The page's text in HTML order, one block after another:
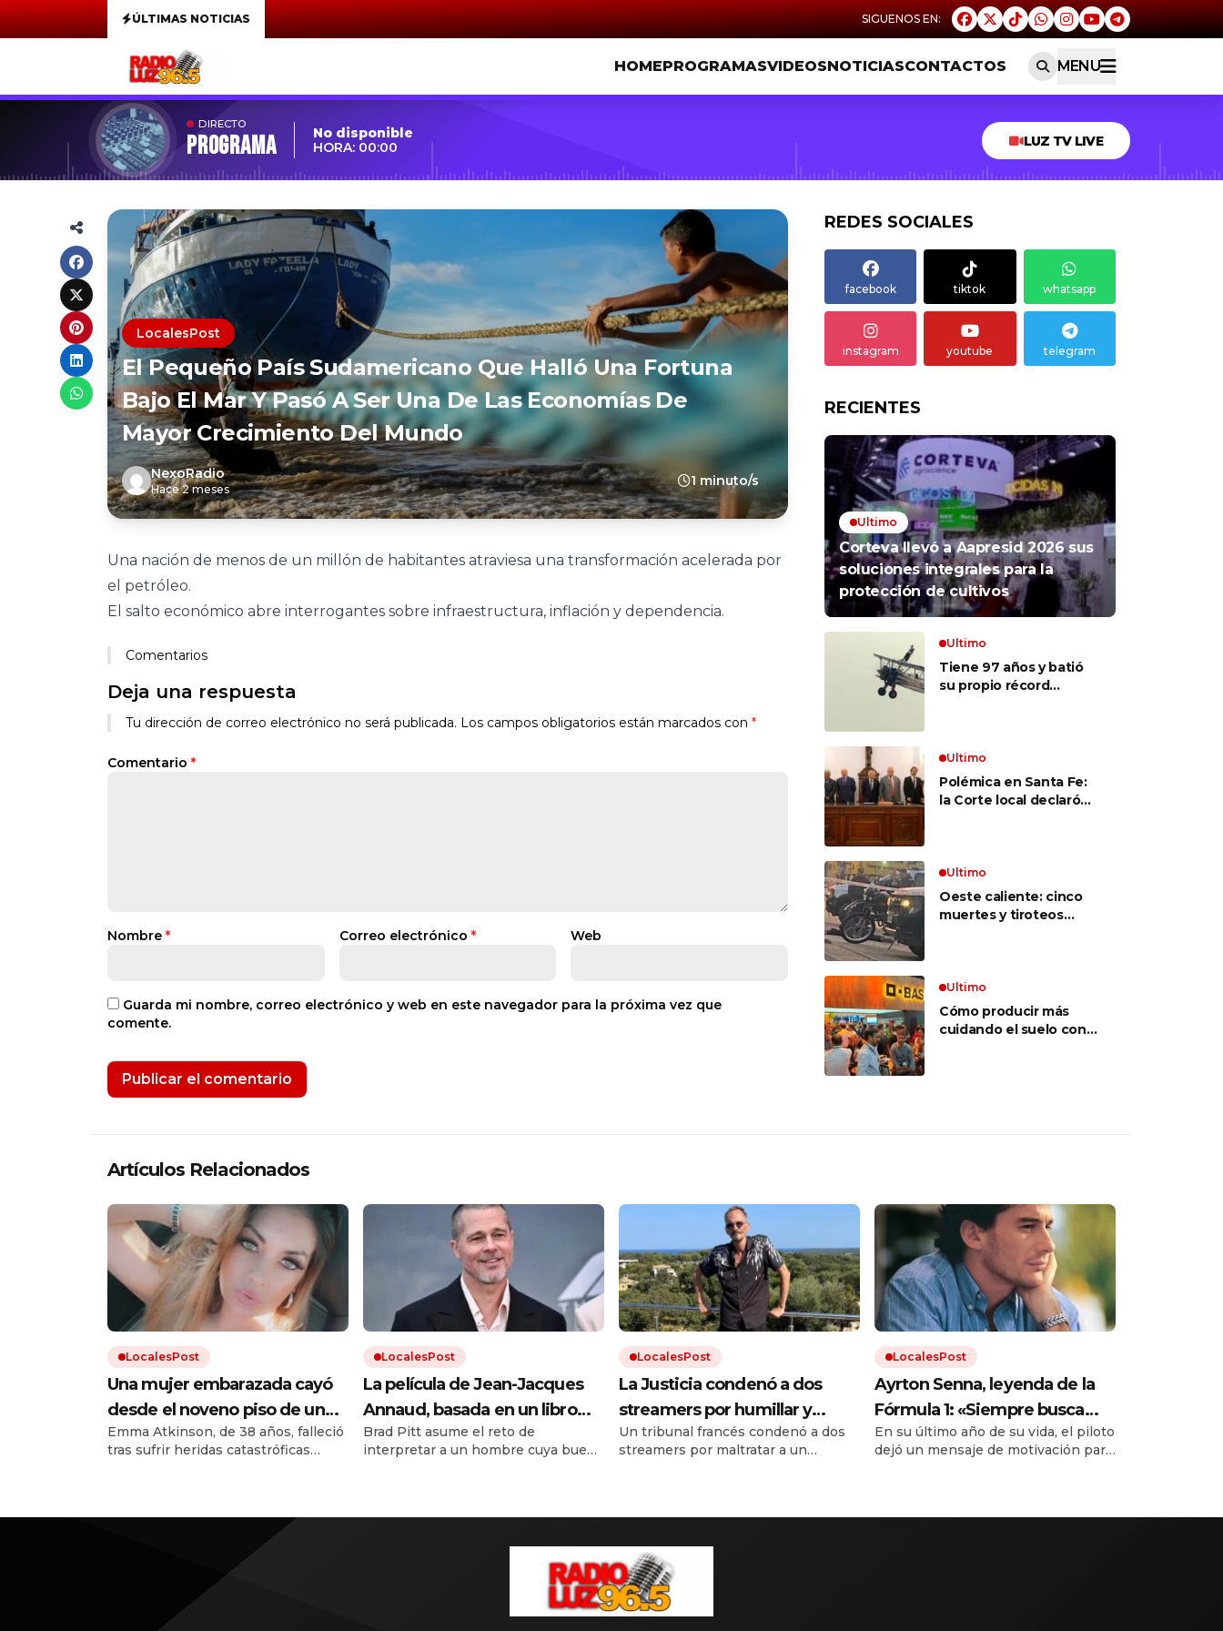
ÚLTIMAS NOTICIAS
HOMEPROGRAMASVIDEOSNOTICIASCONTACTOS MENU
DIRECTO
Programa
No disponible
HORA: 00:00
LUZ TV LIVE
LocalesPost
El Pequeño País Sudamericano Que Halló Una Fortuna
Bajo El Mar Y Pasó A Ser Una De Las Economías De
Mayor Crecimiento Del Mundo
NexoRadio
Hace 2 meses
1 minuto/s
Una nación de menos de un millón de habitantes atraviesa una transformación acelerada por
el petróleo.
El salto económico abre interrogantes sobre infraestructura, inflación y dependencia.
Comentarios
Deja una respuesta
Tu dirección de correo electrónico no será publicada. Los campos obligatorios están marcados con *
Comentario *
Nombre * Correo electrónico * Web
Guarda mi nombre, correo electrónico y web en este navegador para la próxima vez que
comente.
REDES SOCIALES
facebook tiktok whatsapp
instagram youtube telegram
RECIENTES
Ultimo
Corteva llevó a Aapresid 2026 sus
soluciones integrales para la
protección de cultivos
Ultimo
Tiene 97 años y batió
su propio récord
sobre las alas de un
avión en movimiento:
«Las palabras ‘no
Ultimo
Polémica en Santa Fe:
la Corte local declaró
haberes de $ 18
millones
Ultimo
Oeste caliente: cinco
muertes y tiroteos
Ultimo
Cómo producir más
cuidando el suelo con
Artículos Relacionados
LocalesPost
Una mujer embarazada cayó
desde el noveno piso de un
edificio y murió, pero su bebé
sobrevivió milagrosamente:
Emma Atkinson, de 38 años, falleció
tras sufrir heridas catastróficas
trágica caída.
LocalesPost
La película de Jean-Jacques
Annaud, basada en un libro
que ha vendido 3 millones de
copias y ha sido traducido a
Brad Pitt asume el reto de
interpretar a un hombre cuya buena
LocalesPost
La Justicia condenó a dos
streamers por humillar y
maltratar a un influencer
hasta su muerte
Un tribunal francés condenó a dos
streamers por maltratar a un
LocalesPost
Ayrton Senna, leyenda de la
Fórmula 1: «Siempre busca
mucha fuerza, mucha
determinación y haz todo con
En su último año de su vida, el piloto
dejó un mensaje de motivación para
de inspiración para millones de